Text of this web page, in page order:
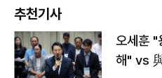
추천기사
오세훈 "
해" vs